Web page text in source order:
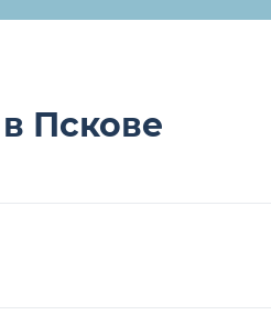
Пскове